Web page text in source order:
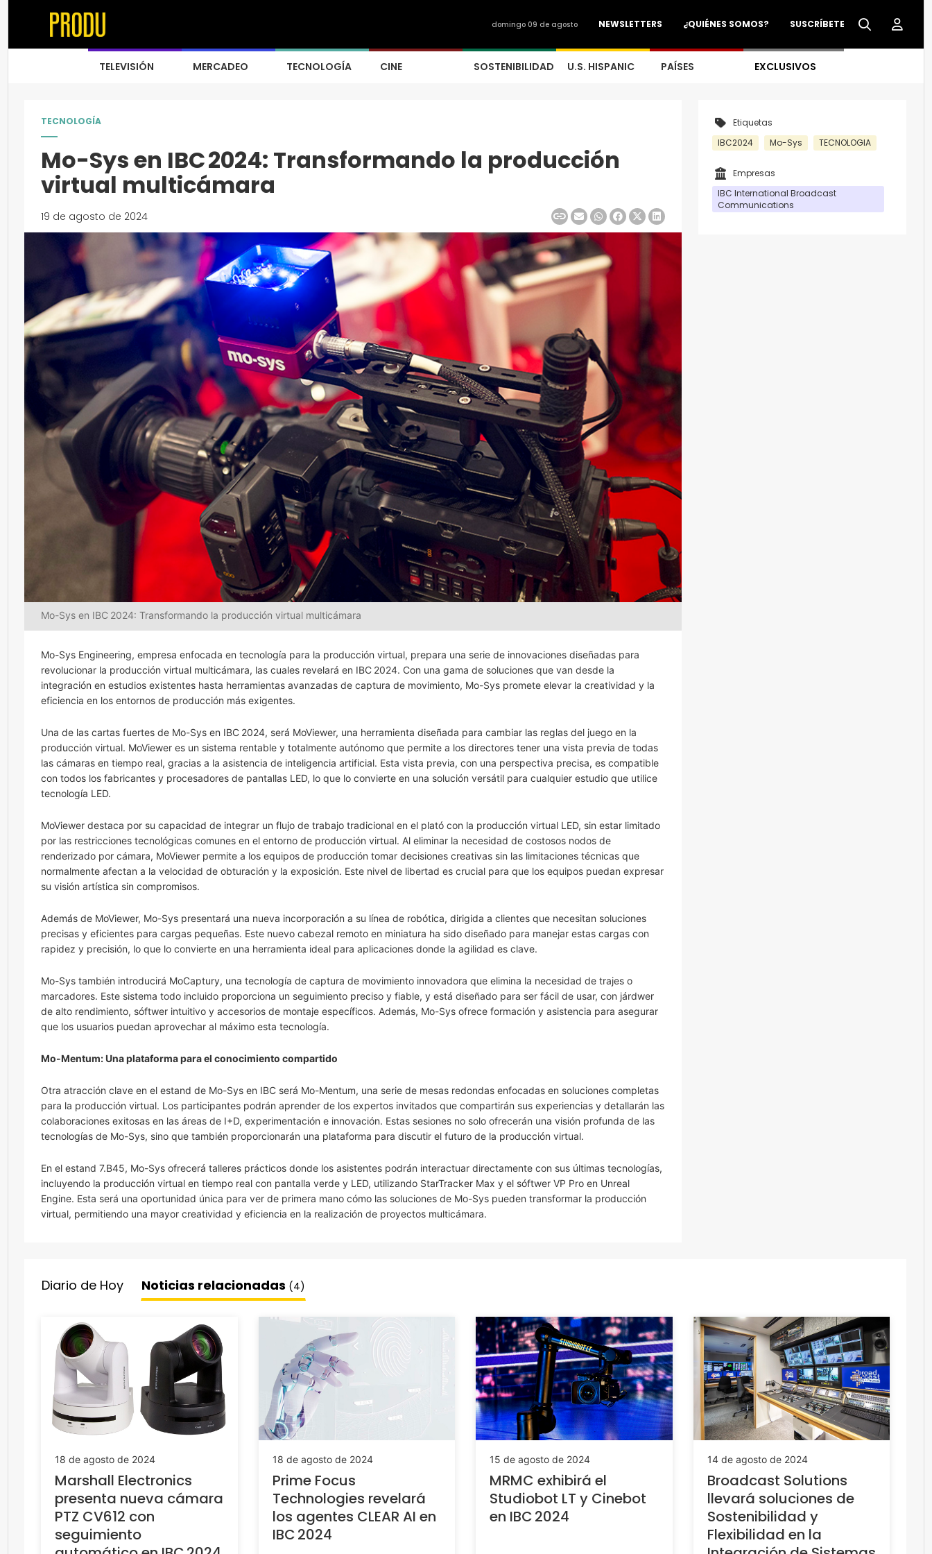
SUSCRÍBETE
¿QUIÉNES SOMOS?
NEWSLETTERS
domingo 09 de agosto
TELEVISIÓN MERCADEO TECNOLOGÍA CINE SOSTENIBILIDAD U.S. HISPANIC PAÍSES EXCLUSIVOS
TECNOLOGÍA
Mo-Sys en IBC 2024: Transformando la producción
virtual multicámara
19 de agosto de 2024
Mo-Sys en IBC 2024: Transformando la producción virtual multicámara
Mo-Sys Engineering, empresa enfocada en tecnología para la producción virtual, prepara una serie de innovaciones diseñadas para
revolucionar la producción virtual multicámara, las cuales revelará en IBC 2024. Con una gama de soluciones que van desde la
integración en estudios existentes hasta herramientas avanzadas de captura de movimiento, Mo-Sys promete elevar la creatividad y la
eficiencia en los entornos de producción más exigentes.
Una de las cartas fuertes de Mo-Sys en IBC 2024, será MoViewer, una herramienta diseñada para cambiar las reglas del juego en la
producción virtual. MoViewer es un sistema rentable y totalmente autónomo que permite a los directores tener una vista previa de todas
las cámaras en tiempo real, gracias a la asistencia de inteligencia artificial. Esta vista previa, con una perspectiva precisa, es compatible
con todos los fabricantes y procesadores de pantallas LED, lo que lo convierte en una solución versátil para cualquier estudio que utilice
tecnología LED.
MoViewer destaca por su capacidad de integrar un flujo de trabajo tradicional en el plató con la producción virtual LED, sin estar limitado
por las restricciones tecnológicas comunes en el entorno de producción virtual. Al eliminar la necesidad de costosos nodos de
renderizado por cámara, MoViewer permite a los equipos de producción tomar decisiones creativas sin las limitaciones técnicas que
normalmente afectan a la velocidad de obturación y la exposición. Este nivel de libertad es crucial para que los equipos puedan expresar
su visión artística sin compromisos.
Además de MoViewer, Mo-Sys presentará una nueva incorporación a su línea de robótica, dirigida a clientes que necesitan soluciones
precisas y eficientes para cargas pequeñas. Este nuevo cabezal remoto en miniatura ha sido diseñado para manejar estas cargas con
rapidez y precisión, lo que lo convierte en una herramienta ideal para aplicaciones donde la agilidad es clave.
Mo-Sys también introducirá MoCaptury, una tecnología de captura de movimiento innovadora que elimina la necesidad de trajes o
marcadores. Este sistema todo incluido proporciona un seguimiento preciso y fiable, y está diseñado para ser fácil de usar, con járdwer
de alto rendimiento, sóftwer intuitivo y accesorios de montaje específicos. Además, Mo-Sys ofrece formación y asistencia para asegurar
que los usuarios puedan aprovechar al máximo esta tecnología.
Mo-Mentum: Una plataforma para el conocimiento compartido
Otra atracción clave en el estand de Mo-Sys en IBC será Mo-Mentum, una serie de mesas redondas enfocadas en soluciones completas
para la producción virtual. Los participantes podrán aprender de los expertos invitados que compartirán sus experiencias y detallarán las
colaboraciones exitosas en las áreas de I+D, experimentación e innovación. Estas sesiones no solo ofrecerán una visión profunda de las
tecnologías de Mo-Sys, sino que también proporcionarán una plataforma para discutir el futuro de la producción virtual.
En el estand 7.B45, Mo-Sys ofrecerá talleres prácticos donde los asistentes podrán interactuar directamente con sus últimas tecnologías,
incluyendo la producción virtual en tiempo real con pantalla verde y LED, utilizando StarTracker Max y el sóftwer VP Pro en Unreal
Engine. Esta será una oportunidad única para ver de primera mano cómo las soluciones de Mo-Sys pueden transformar la producción
virtual, permitiendo una mayor creatividad y eficiencia en la realización de proyectos multicámara.
Etiquetas
IBC2024
Mo-Sys TECNOLOGIA
Empresas
IBC International Broadcast
Communications
Diario de Hoy Noticias relacionadas (4)
18 de agosto de 2024
Marshall Electronics
presenta nueva cámara
PTZ CV612 con
seguimiento
18 de agosto de 2024
Prime Focus
Technologies revelará
los agentes CLEAR AI en
IBC 2024
15 de agosto de 2024
MRMC exhibirá el
Studiobot LT y Cinebot
en IBC 2024
14 de agosto de 2024
Broadcast Solutions
llevará soluciones de
Sostenibilidad y
Flexibilidad en la